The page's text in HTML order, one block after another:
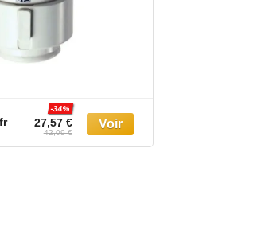
27,57 €
-34%
42,09 €